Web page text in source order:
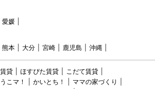
愛媛
熊本 大分 宮崎 鹿児島 沖縄
貸 ほすぴた賃貸
こだて賃貸
こマ！ かいとち！
ママの家づくり